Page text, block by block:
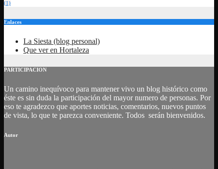
(1)
Enlaces
La Siesta (blog personal)
Que ver en Hortaleza
PARTICIPACION
Un camino inequívoco para mantener vivo un blog histórico como
éste es sin duda la participación del mayor numero de personas. Por
eso te agradezco que aportes noticias, comentarios, nuevos puntos
de vista, lo que te parezca conveniente. Todos serán bienvenidos.
Autor